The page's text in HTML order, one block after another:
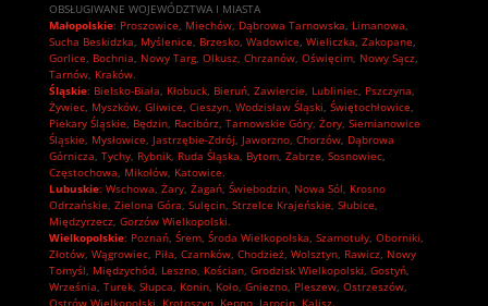
OBSŁUGIWANE WOJEWÓDZTWA I MIASTA
Małopolskie: Proszowice, Miechów, Dąbrowa Tarnowska, Limanowa,
Sucha Beskidzka, Myślenice, Brzesko, Wadowice, Wieliczka, Zakopane,
Gorlice, Bochnia, Nowy Targ, Olkusz, Chrzanów, Oświęcim, Nowy Sącz,
Tarnów, Kraków.
Śląskie: Bielsko-Biała, Kłobuck, Bieruń, Zawiercie, Lubliniec, Pszczyna,
Żywiec, Myszków, Gliwice, Cieszyn, Wodzisław Śląski, Świętochłowice,
Piekary Śląskie, Będzin, Racibórz, Tarnowskie Góry, Żory, Siemianowice
Śląskie, Mysłowice, Jastrzębie-Zdrój, Jaworzno, Chorzów, Dąbrowa
Górnicza, Tychy, Rybnik, Ruda Śląska, Bytom, Zabrze, Sosnowiec,
Częstochowa, Mikołów, Katowice.
Lubuskie: Wschowa, Żary, Żagań, Świebodzin, Nowa Sól, Krosno
Odrzańskie, Zielona Góra, Sulęcin, Strzelce Krajeńskie, Słubice,
Międzyrzecz, Gorzów Wielkopolski.
Wielkopolskie: Poznań, Śrem, Środa Wielkopolska, Szamotuły, Oborniki,
Złotów, Wągrowiec, Piła, Czarnków, Chodzież, Wolsztyn, Rawicz, Nowy
Tomyśl, Międzychód, Leszno, Kościan, Grodzisk Wielkopolski, Gostyń,
Września, Turek, Słupca, Konin, Koło, Gniezno, Pleszew, Ostrzeszów,